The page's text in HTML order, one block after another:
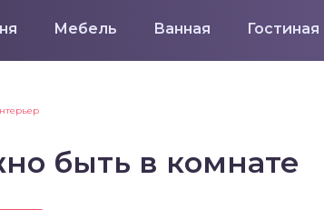
Мебель Ванная Гостиная
быть в комнате